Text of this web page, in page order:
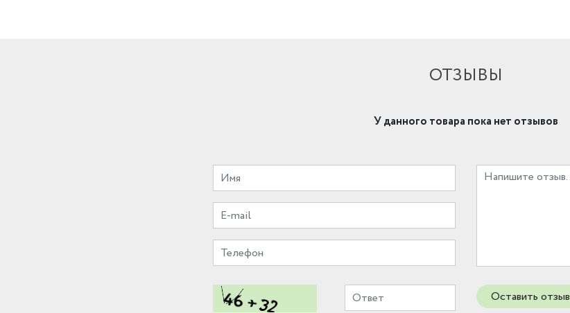
ОТЗЫВЫ
У данного товара пока нет отзывов
Оставить отзыв